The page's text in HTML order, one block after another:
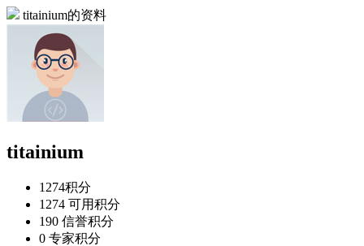
titainium的资料
titainium
1274积分
1274 可用积分
190 信誉积分
0 专家积分